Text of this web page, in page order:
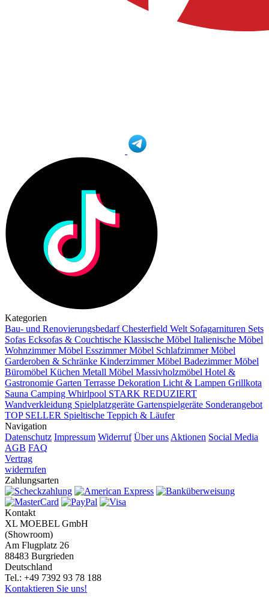
Kategorien
Bau- und RenovierungsbedarfChesterfield Welt Sofagarnituren Sets
Sofas Ecksofas & Couchtische Klassische Möbel Italienische Möbel
Wohnzimmer Möbel Esszimmer Möbel Schlafzimmer Möbel
Garderoben & Schränke Kinderzimmer Möbel Badezimmer Möbel
Büromöbel Küchen Metall Möbel Massivholzmöbel Hotel &
Gastronomie Garten Terrasse Dekoration Licht & Lampen Grillkota
Sauna Camping Whirlpool STARK REDUZIERT
Wandverkleidung Spielplatzgeräte Gartenspielgeräte Sonderangebot
TOP SELLER Spieltische Teppich & Läufer
Navigation
Datenschutz Impressum Widerruf Über uns Aktionen Social Media
AGB FAQ
Vertrag
widerrufen
Zahlungsarten
Kontakt
XL MOEBEL GmbH
(Showroom)
Am Flugplatz 26
88483 Burgrieden
Deutschland
Tel.: +49 7392 93 78 188
Kontaktieren Sie uns!